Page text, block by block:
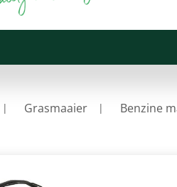
Grasmaaier Benzine